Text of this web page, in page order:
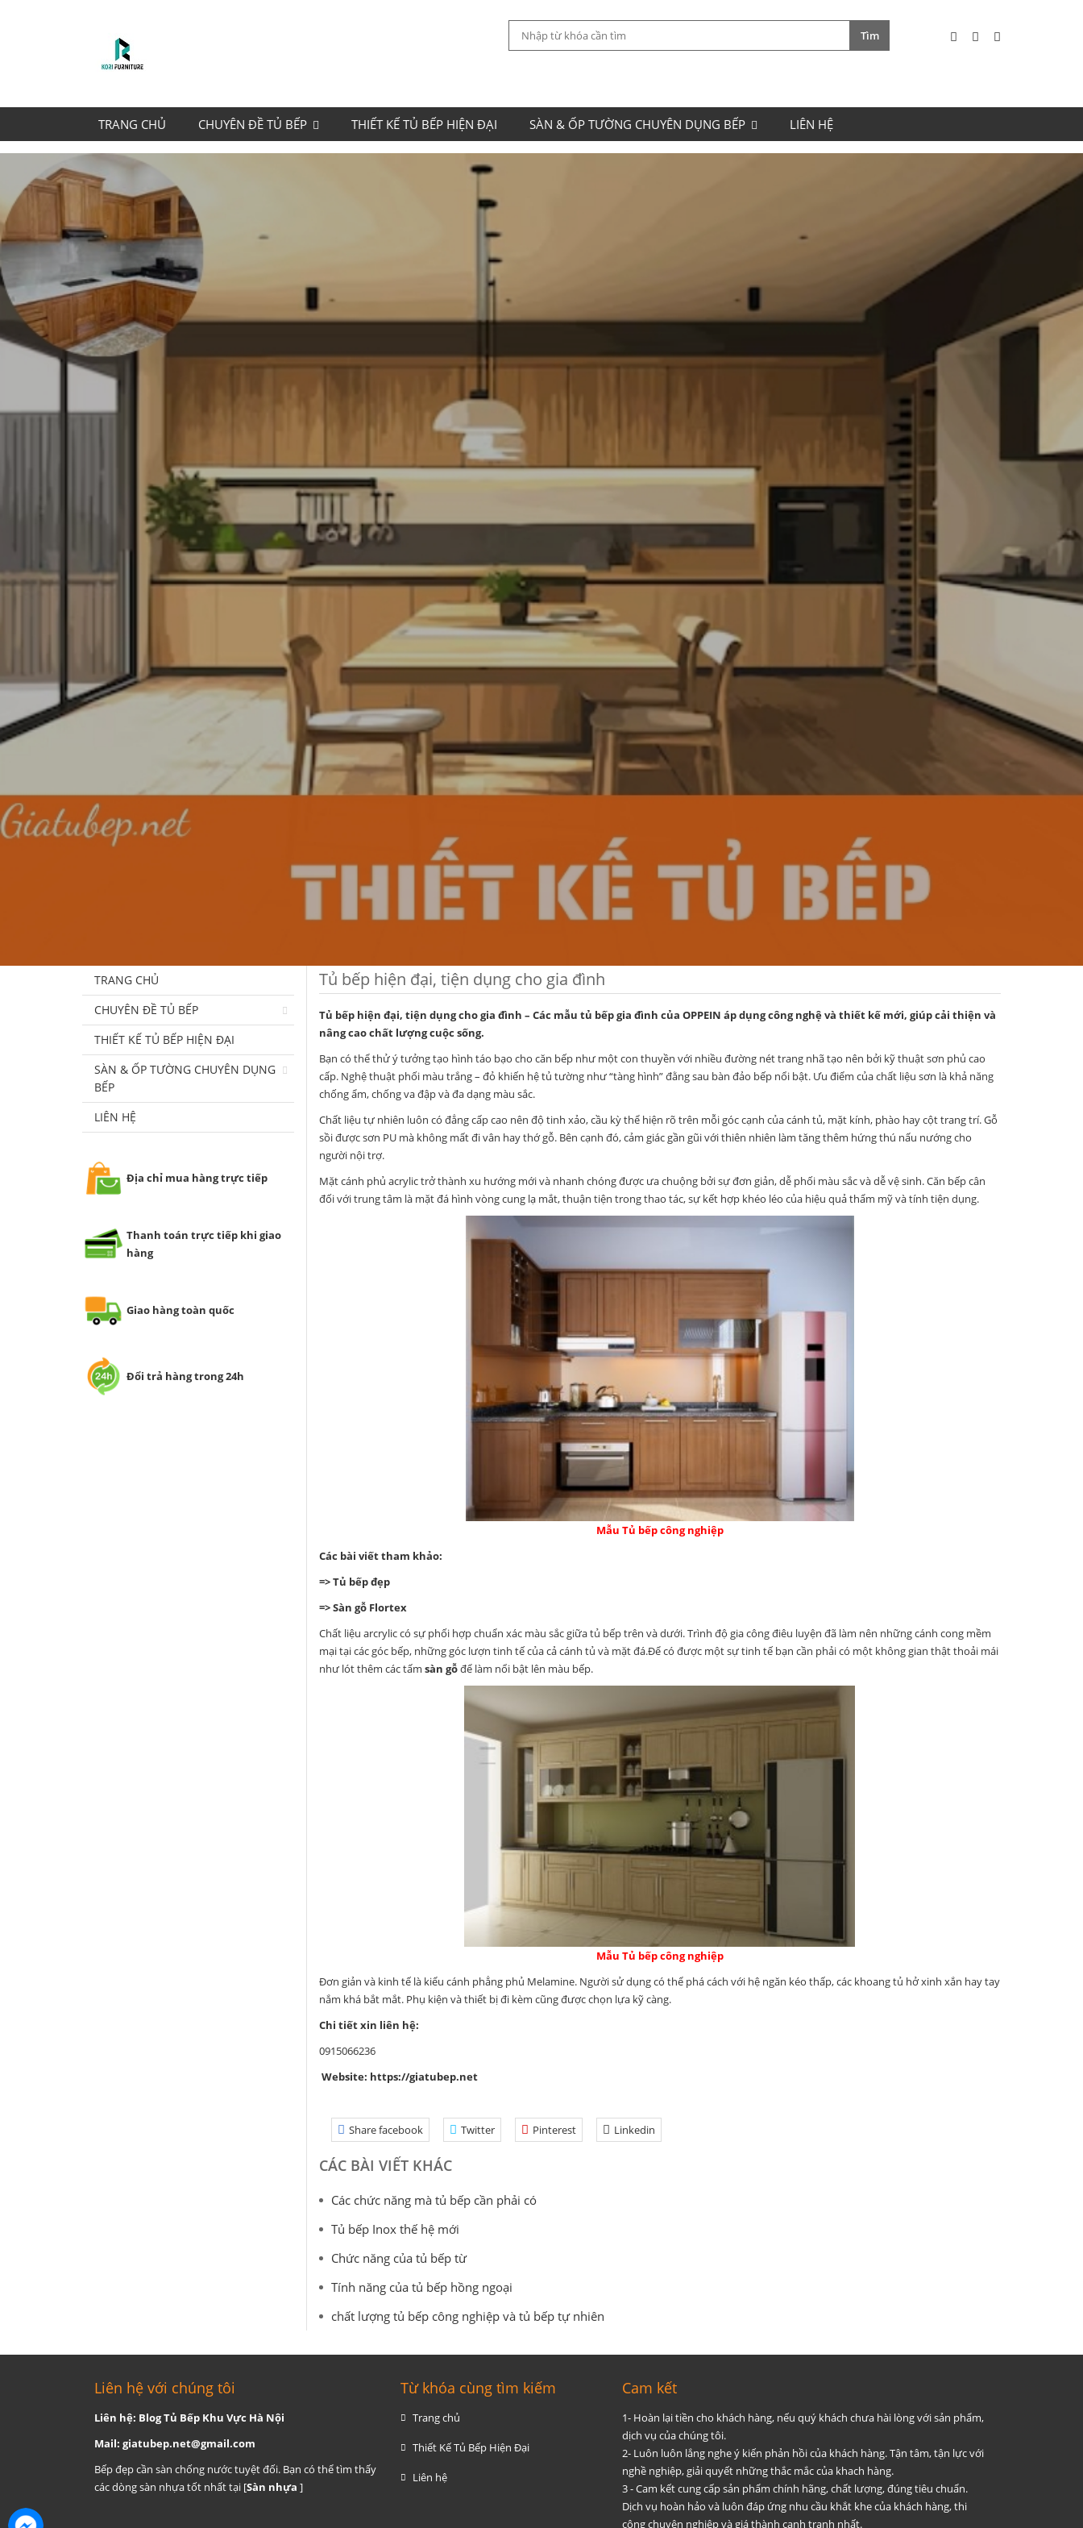
TRANG CHỦ CHUYÊN ĐỀ TỦ BẾP THIẾT KẾ TỦ BẾP HIỆN ĐẠI SÀN & ỐP TƯỜNG CHUYÊN DỤNG BẾP LIÊN HỆ
Tủ bếp hiện đại, tiện dụng cho gia đình
Tủ bếp hiện đại, tiện dụng cho gia đình – Các mẫu tủ bếp gia đình của OPPEIN áp dụng công nghệ và thiết kế mới, giúp cải thiện và
nâng cao chất lượng cuộc sống.
Bạn có thể thử ý tưởng tạo hình táo bạo cho căn bếp như một con thuyền với nhiều đường nét trang nhã tạo nên bởi kỹ thuật sơn phủ cao
cấp. Nghệ thuật phối màu trắng – đỏ khiến hệ tủ tường như “tàng hình” đằng sau bàn đảo bếp nổi bật. Ưu điểm của chất liệu sơn là khả năng
chống ẩm, chống va đập và đa dạng màu sắc.
Chất liệu tự nhiên luôn có đẳng cấp cao nên độ tinh xảo, cầu kỳ thể hiện rõ trên mỗi góc cạnh của cánh tủ, mặt kính, phào hay cột trang trí. Gỗ
sồi được sơn PU mà không mất đi vân hay thớ gỗ. Bên cạnh đó, cảm giác gần gũi với thiên nhiên làm tăng thêm hứng thú nấu nướng cho
người nội trợ.
Mặt cánh phủ acrylic trở thành xu hướng mới và nhanh chóng được ưa chuộng bởi sự đơn giản, dễ phối màu sắc và dễ vệ sinh. Căn bếp cân
đối với trung tâm là mặt đá hình vòng cung lạ mắt, thuận tiện trong thao tác, sự kết hợp khéo léo của hiệu quả thẩm mỹ và tính tiện dụng.
Mẫu Tủ bếp công nghiệp
Các bài viết tham khảo:
=>Tủ bếp đẹp
=>Sàn gỗ Flortex
Chất liệu arcrylic có sự phối hợp chuẩn xác màu sắc giữa tủ bếp trên và dưới. Trình độ gia công điêu luyện đã làm nên những cánh cong mềm
mại tại các góc bếp, những góc lượn tinh tế của cả cánh tủ và mặt đá.Để có được một sự tinh tế bạn cần phải có một không gian thật thoải mái
như lót thêm các tấm sàn gỗđể làm nổi bật lên màu bếp.
Mẫu Tủ bếp công nghiệp
Đơn giản và kinh tế là kiểu cánh phẳng phủ Melamine. Người sử dụng có thể phá cách với hệ ngăn kéo thấp, các khoang tủ hở xinh xắn hay tay
nắm khá bắt mắt. Phụ kiện và thiết bị đi kèm cũng được chọn lựa kỹ càng.
Chi tiết xin liên hệ:
0915066236
Website: https://giatubep.net
Share facebook Twitter Pinterest Linkedin
CÁC BÀI VIẾT KHÁC
Các chức năng mà tủ bếp cần phải có
Tủ bếp Inox thế hệ mới
Chức năng của tủ bếp từ
Tính năng của tủ bếp hồng ngoại
chất lượng tủ bếp công nghiệp và tủ bếp tự nhiên
TRANG CHỦ
CHUYÊN ĐỀ TỦ BẾP
THIẾT KẾ TỦ BẾP HIỆN ĐẠI
SÀN & ỐP TƯỜNG CHUYÊN DỤNG
BẾP
LIÊN HỆ
Địa chỉ mua hàng trực tiếp
Thanh toán trực tiếp khi giao
hàng
Giao hàng toàn quốc
Đổi trả hàng trong 24h
Liên hệ với chúng tôi
Liên hệ: Blog Tủ Bếp Khu Vực Hà Nội
Mail: giatubep.net@gmail.com
Bếp đẹp cần sàn chống nước tuyệt đối. Bạn có thể tìm thấy
các dòng sàn nhựa tốt nhất tại [Sàn nhựa ]
Từ khóa cùng tìm kiếm
Trang chủ
Thiết Kế Tủ Bếp Hiện Đại
Liên hệ
Cam kết
1- Hoàn lại tiền cho khách hàng, nếu quý khách chưa hài lòng với sản phẩm,
dịch vụ của chúng tôi.
2- Luôn luôn lắng nghe ý kiến phản hồi của khách hàng. Tận tâm, tận lực với
nghề nghiệp, giải quyết những thắc mắc của khach hàng.
3 - Cam kết cung cấp sản phẩm chính hãng, chất lượng, đúng tiêu chuẩn.
Dịch vụ hoàn hảo và luôn đáp ứng nhu cầu khắt khe của khách hàng, thi
công chuyên nghiệp và giá thành cạnh tranh nhất.